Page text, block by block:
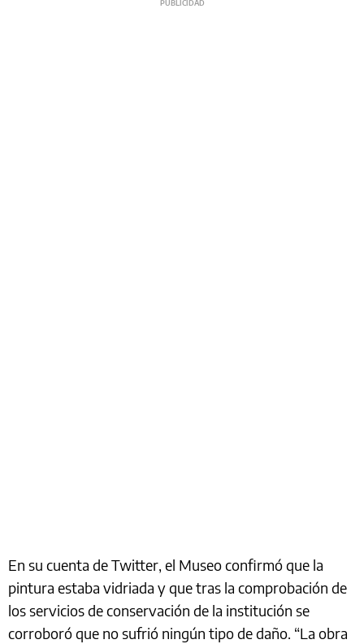
En su cuenta de Twitter, el Museo confirmó que la
pintura estaba vidriada y que tras la comprobación de
los servicios de conservación de la institución se
corroboró que no sufrió ningún tipo de daño. “La obra